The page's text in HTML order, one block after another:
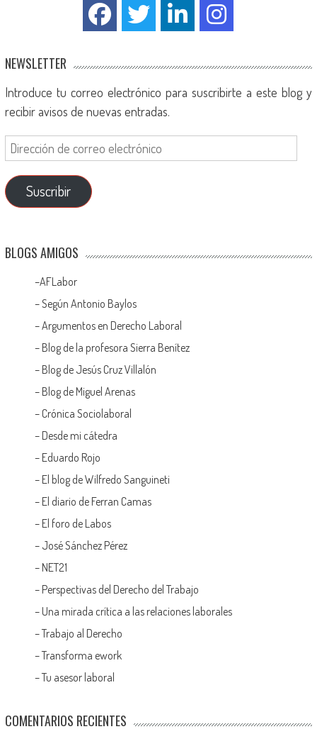
NEWSLETTER
Introduce tu correo electrónico para suscribirte a este blog y
recibir avisos de nuevas entradas.
Suscribir
BLOGS AMIGOS
–AFLabor
– Según Antonio Baylos
–Argumentos en Derecho Laboral
– Blog de la profesora Sierra Benítez
– Blog de Jesús Cruz Villalón
– Blog de Miguel Arenas
– Crónica Sociolaboral
– Desde mi cátedra
– Eduardo Rojo
– El blog de Wilfredo Sanguineti
– El diario de Ferran Camas
– El foro de Labos
– José Sánchez Pérez
– NET21
– Perspectivas del Derecho del Trabajo
– Una mirada crítica a las relaciones laborales
–Trabajo al Derecho
–Transforma ework
–Tu asesor laboral
COMENTARIOS RECIENTES